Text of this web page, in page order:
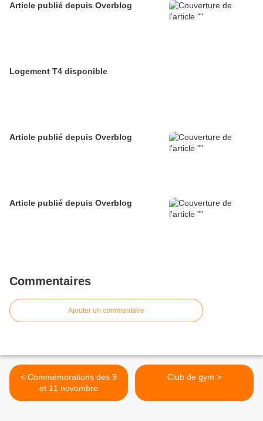
Article publié depuis Overblog
Logement T4 disponible
Article publié depuis Overblog
Article publié depuis Overblog
Commentaires
Ajouter un commentaire
< Commémorations des 9
et 11 novembre
Club de gym >